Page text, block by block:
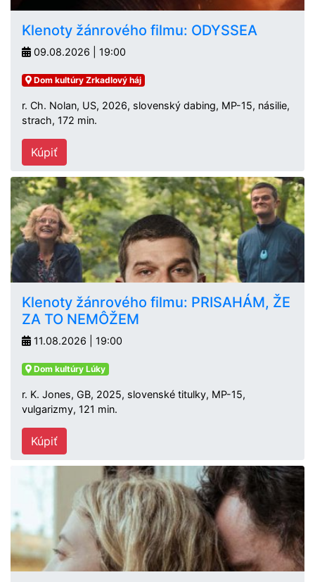
Klenoty žánrového filmu: ODYSSEA
09.08.2026 | 19:00
Dom kultúry Zrkadlový háj
r. Ch. Nolan, US, 2026, slovenský dabing, MP-15, násilie,
strach, 172 min.
Kúpiť
Klenoty žánrového filmu: PRISAHÁM, ŽE
ZA TO NEMÔŽEM
11.08.2026 | 19:00
Dom kultúry Lúky
r. K. Jones, GB, 2025, slovenské titulky, MP-15,
vulgarizmy, 121 min.
Kúpiť